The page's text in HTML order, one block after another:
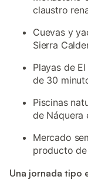
claustro
Cuevas y
Sierra
Playas de
de 30
Piscinas
de Náquera
Mercado
producto
Una jornada tipo